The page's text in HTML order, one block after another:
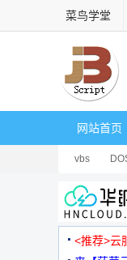
菜鸟学堂
网站首页
vbs
<推荐>云